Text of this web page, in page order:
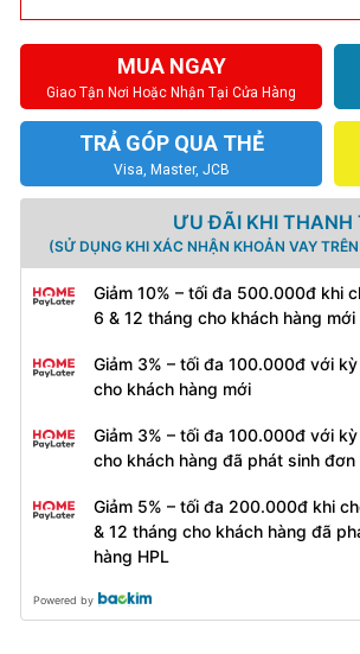
MUA NGAY
Giao Tận Nơi Hoặc Nhận Tại Cửa Hàng
TRẢ GÓP QUA THẺ
Visa, Master, JCB
ƯU ĐÃI KHI THANH
(SỬ DỤNG KHI XÁC NHẬN KHOẢN VAY
Giảm 10% – tối đa 500.000đ khi
6 & 12 tháng cho khách hàng mới
Giảm 3% – tối đa 100.000đ với
cho khách hàng mới
Giảm 3% – tối đa 100.000đ với
cho khách hàng đã phát sinh đơn
Giảm 5% – tối đa 200.000đ khi
& 12 tháng cho khách hàng đã
hàng HPL
Powered by